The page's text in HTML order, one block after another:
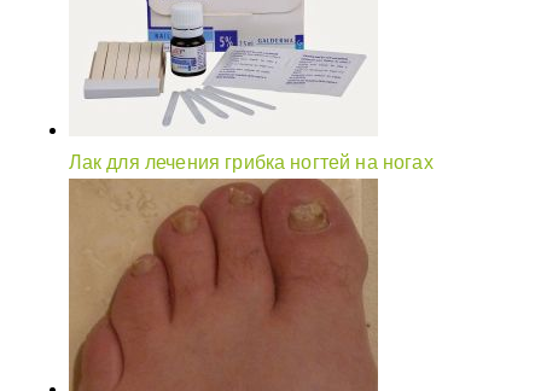
Лак для лечения грибка ногтей на ногах